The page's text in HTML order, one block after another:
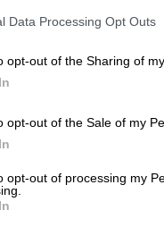
Data Processing Opt Outs
opt-out of the Sharing of
opt-out of the Sale of my
opt-out of processing my
sombre : une
sur le chemin
soupçonnez
crépitement et
Les maîtres
Derrière la
péché doux
four sur du bois
Un chocolat
liqueur de